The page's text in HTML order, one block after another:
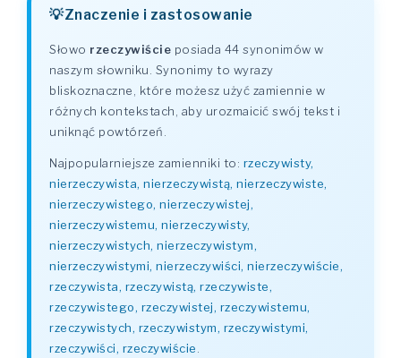
Znaczenie i zastosowanie
Słowo rzeczywiście posiada 44 synonimów w
naszym słowniku. Synonimy to wyrazy
bliskoznaczne, które możesz użyć zamiennie w
różnych kontekstach, aby urozmaicić swój tekst i
uniknąć powtórzeń.
Najpopularniejsze zamienniki to: rzeczywisty,
nierzeczywista, nierzeczywistą, nierzeczywiste,
nierzeczywistego, nierzeczywistej,
nierzeczywistemu, nierzeczywisty,
nierzeczywistych, nierzeczywistym,
nierzeczywistymi, nierzeczywiści, nierzeczywiście,
rzeczywista, rzeczywistą, rzeczywiste,
rzeczywistego, rzeczywistej, rzeczywistemu,
rzeczywistych, rzeczywistym, rzeczywistymi,
rzeczywiści, rzeczywiście.